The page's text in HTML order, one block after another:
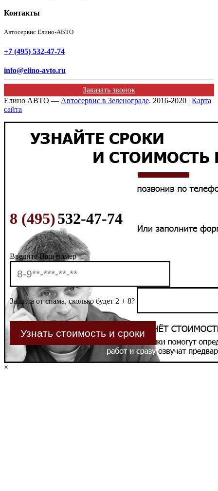
Контакты
Автосервис Елино-АВТО
+7 (495) 532-47-74
info@elino-avto.ru
Заказать звонок
Елино АВТО — Автосервис в Зеленограде. 2016-2020 | Карта
сайта
8 (495)532-47-74
Введите Ваш номер
Защита от спама, сколько будет 2 + 8?
×